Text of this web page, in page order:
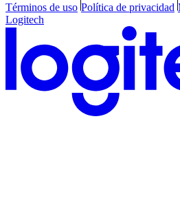
Términos de uso Política de privacidad
Logitech